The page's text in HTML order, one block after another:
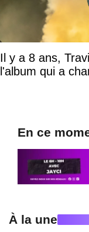
Il y a 8 ans,
l'album qui a
En ce
À la une